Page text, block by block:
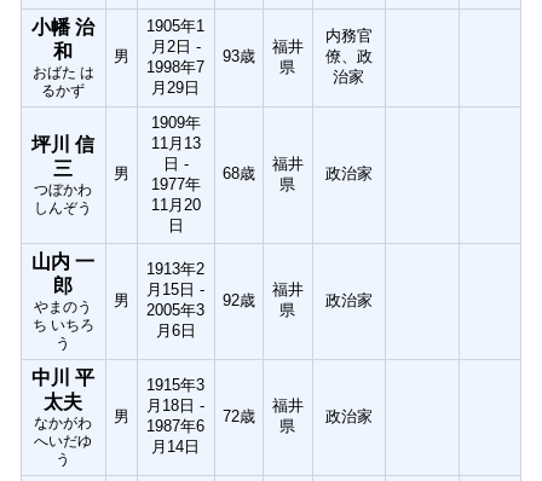
小幡 治
和
おばた は
るかず
男
1905年1
月2日 -
1998年7
月29日
93歳
福井
県
内務官
僚、政
治家
坪川 信
三
つぼかわ
しんぞう
男
1909年
11月13
日 -
1977年
11月20
日
68歳
福井
県
政治家
山内 一
郎
やまのう
ち いちろ
う
男
1913年2
月15日 -
2005年3
月6日
92歳
福井
県
政治家
中川 平
太夫
なかがわ
へいだゆ
う
男
1915年3
月18日 -
1987年6
月14日
72歳
福井
県
政治家